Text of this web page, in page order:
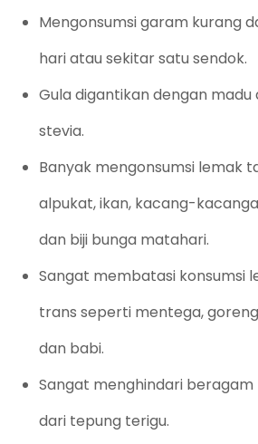
Mengonsumsi garam kurang
hari atau sekitar satu sendok.
Gula digantikan dengan madu
stevia.
Banyak mengonsumsi lemak
alpukat, ikan, kacang-
dan biji bunga matahari.
Sangat membatasi konsumsi
trans seperti mentega,
dan babi.
Sangat menghindari
dari tepung terigu.